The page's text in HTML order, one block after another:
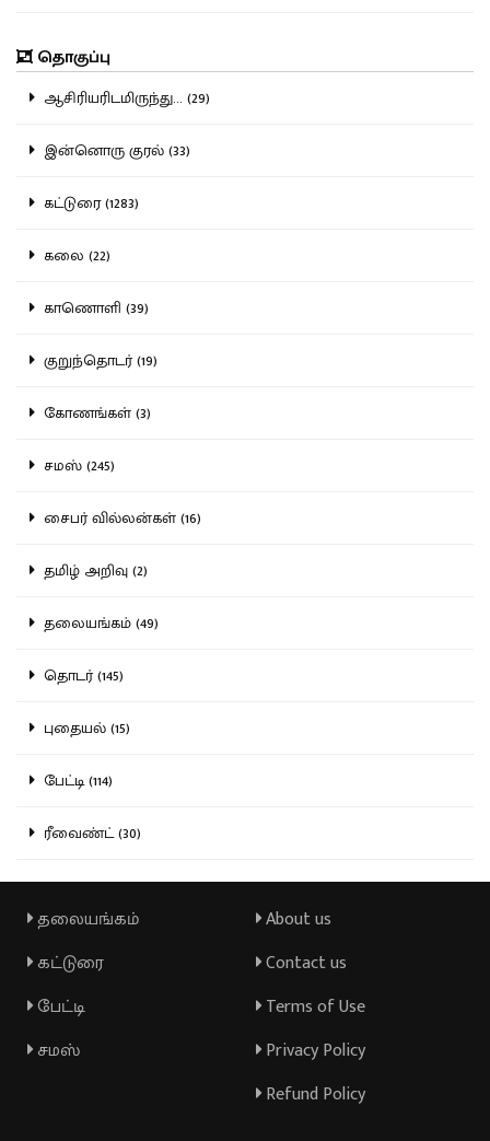
தொகுப்பு
ஆசிரியரிடமிருந்து... (29)
இன்னொரு குரல் (33)
கட்டுரை (1283)
கலை (22)
காணொளி (39)
குறுந்தொடர் (19)
கோணங்கள் (3)
சமஸ் (245)
சைபர் வில்லன்கள் (16)
தமிழ் அறிவு (2)
தலையங்கம் (49)
தொடர் (145)
புதையல் (15)
பேட்டி (114)
ரீவைண்ட் (30)
தலையங்கம்
கட்டுரை
பேட்டி
சமஸ்
About us
Contact us
Terms of Use
Privacy Policy
Refund Policy